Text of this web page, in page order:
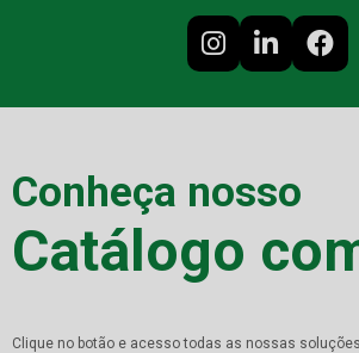
Conheça nosso
Catálogo
Clique no botão e acesso todas as nossas soluções